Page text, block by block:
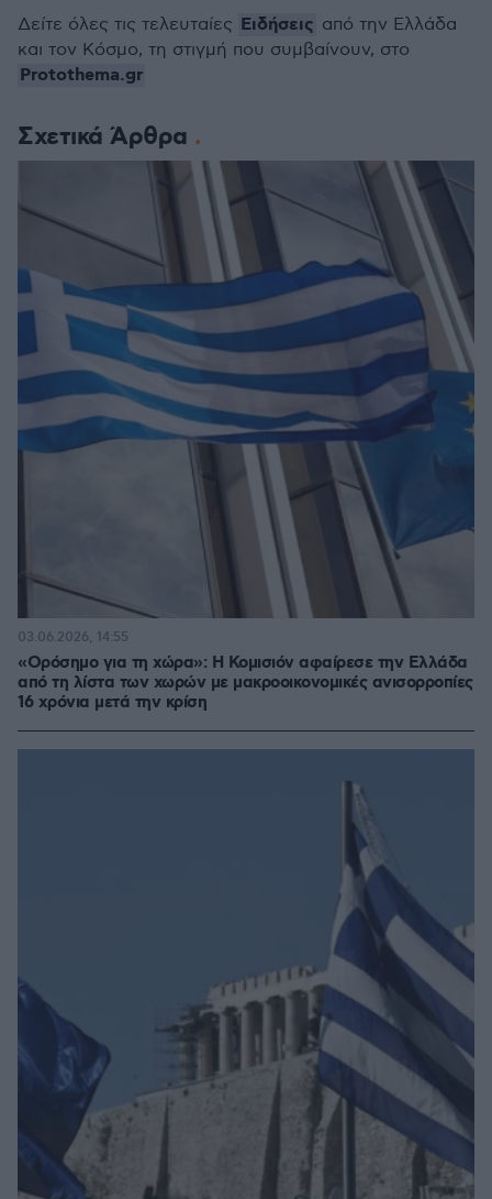
Σχετικά Άρθρα
«Ορόσημο για τη χώρα»: Η Κομισιόν αφαίρεσε την Ελλάδα
από τη λίστα των χωρών με μακροοικονομικές ανισορροπίες
16 χρόνια μετά την κρίση
03.06.2026, 14:55
Δείτε όλες τις τελευταίες Ειδήσεις από την Ελλάδα
και τον Κόσμο, τη στιγμή που συμβαίνουν, στο
Protothema.gr